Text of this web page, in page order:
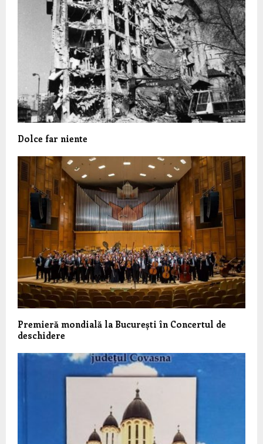
Dolce far niente
Premieră mondială la București în Concertul de
deschidere